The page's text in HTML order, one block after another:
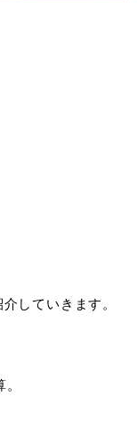
介していきます。